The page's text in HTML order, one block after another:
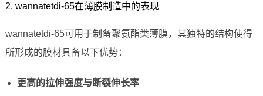
2. wannatetdi-65在薄膜制造中的表现
wannatetdi-65可用于制备聚氨酯类薄膜，其独特的结构使得
所形成的膜材具备以下优势：
更高的拉伸强度与断裂伸长率